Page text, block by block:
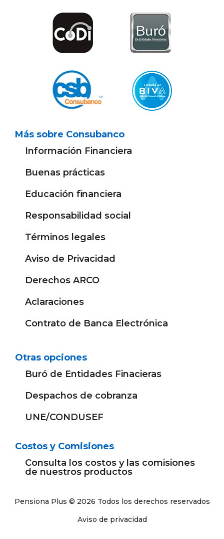
Más sobre Consubanco
Información Financiera
Buenas prácticas
Educación financiera
Responsabilidad social
Términos legales
Aviso de Privacidad
Derechos ARCO
Aclaraciones
Contrato de Banca Electrónica
Otras opciones
Buró de Entidades Finacieras
Despachos de cobranza
UNE/CONDUSEF
Costos y Comisiones
Consulta los costos y las comisiones
de nuestros productos
Pensiona Plus © 2026 Todos los derechos reservados
Aviso de privacidad